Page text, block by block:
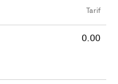
Tarif
0.00